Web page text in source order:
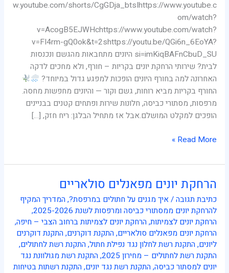
w.youtube.com/shorts/CgGDja_btsIhttps://www.youtube.c
om/watch?
v=AcogB5EJWHchttps://www.youtube.com/watch?
v=FI4rm-gQ0ok&t=2shttps://youtu.be/QGi6n_6EoYA?
si=imKiqBAFnCbuD_SU היונים מתחבאות מהגשם ונכנסות
לבית? שירותי הרחקת יונים בקריות – חורף, ולא מחכים לדקה
האחרונה למה בחורף היונים הופכות למפגע גדול במיוחד?
החורף בקריות מביא רוחות, גשם וקור — והיונים מחפשות מחסה.
מרפסות, מסתורי כביסה, חלונות שירות ופתחים קטנים בבניינים
הופכים למקלט המושלם.אבל אז מתחיל הבלגן: ריח חזק, […]
Read More »
הרחקת יונים מפאנלים סולאריים
כתיבת תגובה/איך מגנים על חתולים במרפסת?,המדריך המקיף
להרחקת יונים ממסתורי כביסה ומרפסות לשנת 2025-2026
,
הרחקת יונים לצמיתות,הרחקת יונים לצמיתות ברחוב הצבי – חיפה,
הרחקת יונים מפאנלים סולאריים,התקנת דוקרנים,התקנת דוקרנים
ליונים,התקנת רשת לחלון נגד נפילת חתול,התקנת רשת לחתולים,
התקנת רשת לחתולים – מחירון 2025
,התקנת רשת מגולוונת נגד
יונים למסתור כביסה,התקנת רשת נגד יונים,התקנת רשתות בטיחות
הרחקת
יונים
מפאנלים
סולאריים